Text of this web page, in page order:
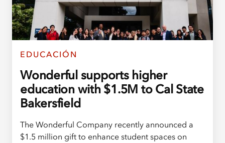
EDUCACIÓN
Wonderful supports higher
education with $1.5M to Cal State
Bakersfield
The Wonderful Company recently announced a
$1.5 million gift to enhance student spaces on